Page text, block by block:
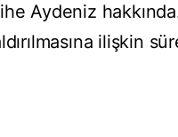
Aydeniz
ilişkin